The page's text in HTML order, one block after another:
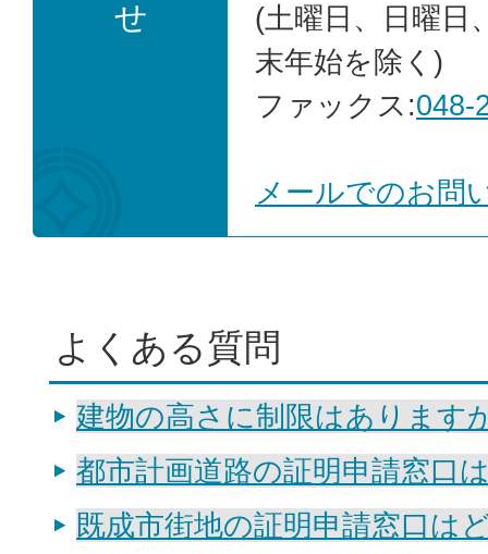
せ
(土曜日、日曜日
末年始を除く)
ファックス:048-
メールでのお問
よくある質問
建物の高さに制限はあります
都市計画道路の証明申請窓口
既成市街地の証明申請窓口は